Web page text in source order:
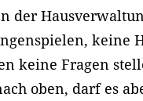
der
keine
keine Fragen
oben, darf es